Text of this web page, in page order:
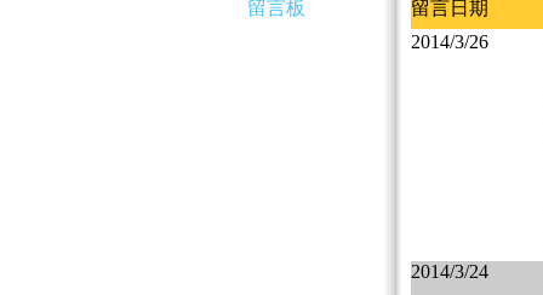
留言板 留言日期
2014/3/26
2014/3/24